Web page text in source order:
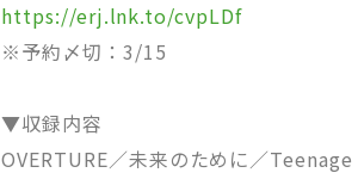
https://erj.lnk.to/cvpLDf
※予約〆切：3/15
▼収録内容
OVERTURE／未来のために／